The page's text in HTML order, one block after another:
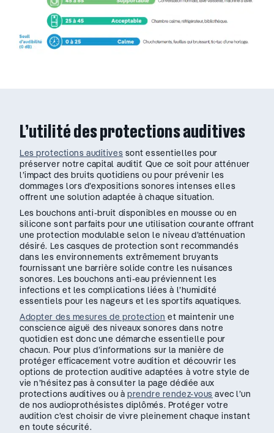
L’utilité des protections auditives
Les protections auditives sont essentielles pour
préserver notre capital auditif. Que ce soit pour atténuer
l’impact des bruits quotidiens ou pour prévenir les
dommages lors d’expositions sonores intenses elles
offrent une solution adaptée à chaque situation.
Les bouchons anti-bruit disponibles en mousse ou en
silicone sont parfaits pour une utilisation courante offrant
une protection modulable selon le niveau d’atténuation
désiré. Les casques de protection sont recommandés
dans les environnements extrêmement bruyants
fournissant une barrière solide contre les nuisances
sonores. Les bouchons anti-eau préviennent les
infections et les complications liées à l’humidité
essentiels pour les nageurs et les sportifs aquatiques.
Adopter des mesures de protection et maintenir une
conscience aiguë des niveaux sonores dans notre
quotidien est donc une démarche essentielle pour
chacun. Pour plus d’informations sur la manière de
protéger efficacement votre audition et découvrir les
options de protection auditive adaptées à votre style de
vie n’hésitez pas à consulter la page dédiée aux
protections auditives ou àprendre rendez-vous avec l’un
de nos audioprothésistes diplômés. Protéger votre
audition c’est choisir de vivre pleinement chaque instant
en toute sécurité.